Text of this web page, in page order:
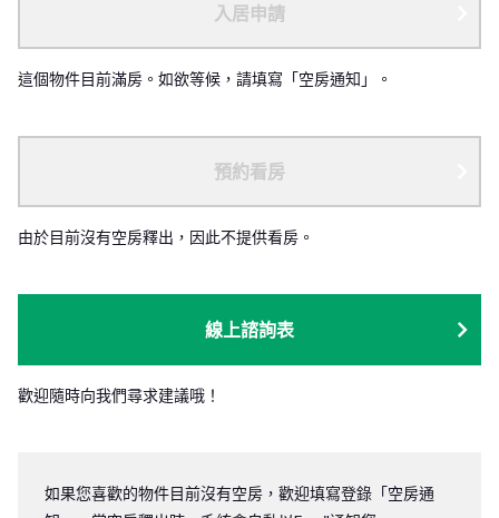
入居申請
這個物件目前滿房。如欲等候，請填寫「空房通知」。
預約看房
由於目前沒有空房釋出，因此不提供看房。
線上諮詢表
歡迎隨時向我們尋求建議哦！
如果您喜歡的物件目前沒有空房，歡迎填寫登錄「空房通